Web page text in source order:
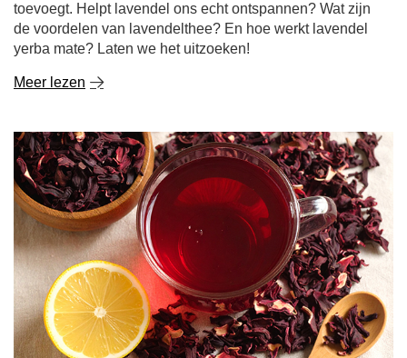
toevoegt. Helpt lavendel ons echt ontspannen? Wat zijn
de voordelen van lavendelthee? En hoe werkt lavendel
yerba mate? Laten we het uitzoeken!
Meer lezen